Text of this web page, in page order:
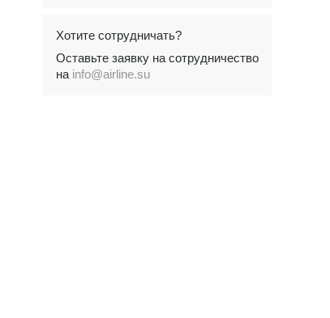
Хотите сотрудничать?
Оставьте заявку на сотрудничество
на info@airline.su